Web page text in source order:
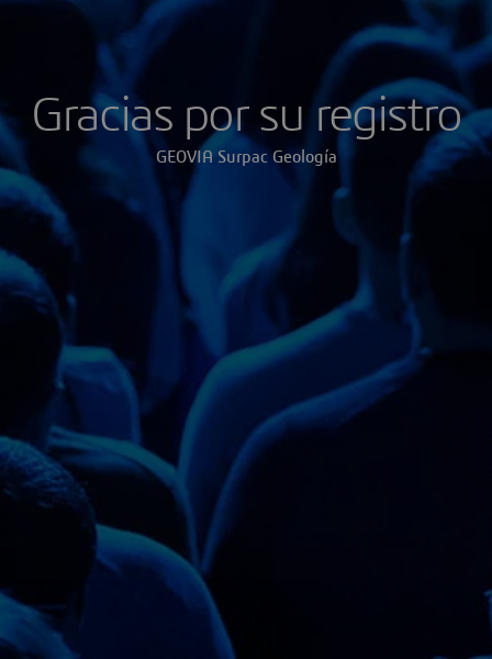
Gracias por su registro
GEOVIA Surpac Geología